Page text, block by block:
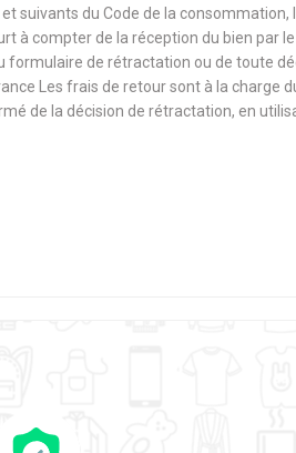
du Code de la
à compter de la réception du bien par
de rétractation ou de toute
Les frais de retour sont à la
de la décision de rétractation, en